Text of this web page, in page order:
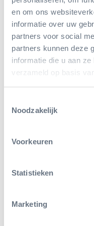
en om ons
informatie over uw
partners voor social
partners kunnen deze
informatie die u aan
verzameld op basis
Noodzakelijk
Voorkeuren
Statistieken
Marketing
Eier befruchtet
dass es den beiden
gelingt, die Eier
Eine
geleisteten
Am Dienstag, den
jungen
Nest verlassen zu
Schnell ergriffen
Jungvögel mit